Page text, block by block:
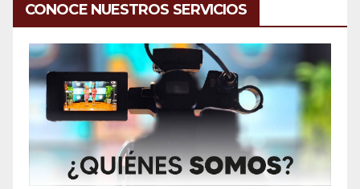
CONOCE NUESTROS SERVICIOS